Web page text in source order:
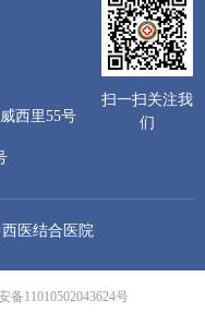
医结合医院
扫一扫关注我
们
西里55号
备11010502043624号